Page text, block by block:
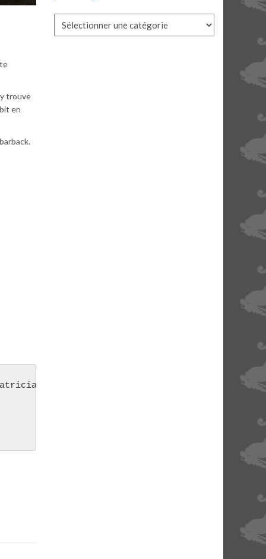
trouve
en
Pujol…